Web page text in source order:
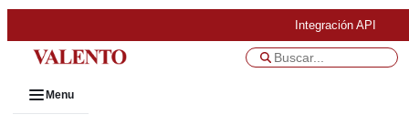
Integración API
Menu